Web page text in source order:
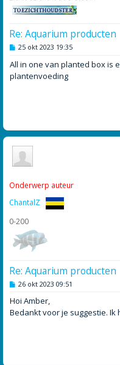
Re: Aquarium producten
B
r
i
c
25 okt 2023 19:35
All in one van planted box is
plantenvoeding
Onderwerp auteur
ChantalZ
0-200
Re: Aquarium producten
B
r
i
c
26 okt 2023 09:51
Hoi Amber,
Bedankt voor je suggestie. Ik